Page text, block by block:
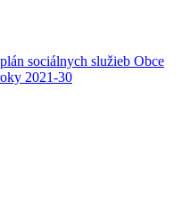
sociálnych služieb Obce
2021-30